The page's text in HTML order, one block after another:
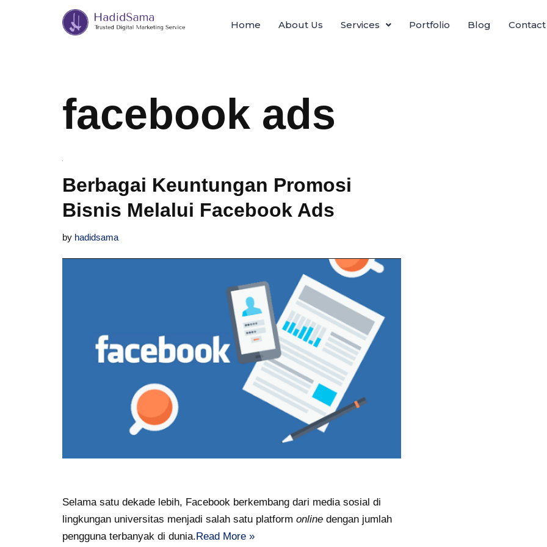
Home About Us Services Portfolio Blog Contact
facebook ads
Berbagai Keuntungan Promosi
Bisnis Melalui Facebook Ads
by hadidsama
Selama satu dekade lebih, Facebook berkembang dari media sosial di
lingkungan universitas menjadi salah satu platform online dengan jumlah
pengguna terbanyak di dunia.Read More »